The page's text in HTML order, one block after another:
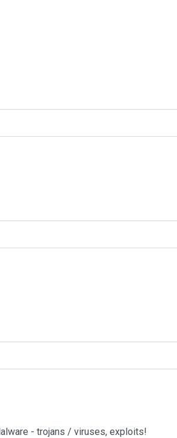
- trojans / viruses, exploits!